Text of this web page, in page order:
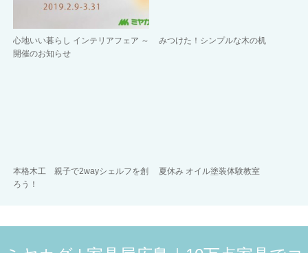
心地いい暮らし インテリアフェア ～
開催のお知らせ
みつけた！シンプルな木の机
本格木工 親子で2wayシェルフを創
ろう！
夏休み オイル塗装体験教室